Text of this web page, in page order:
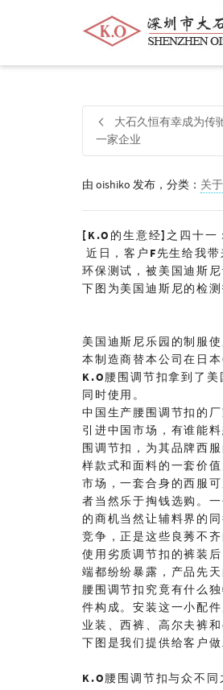
帮我查找新的衬
大石久恒有幸成为传
一家企业
由 oishiko 发布，分类： 关
[K.O 的生意经]之四十一
近日，客户 F先生给我
环保测试，被美国迪斯尼
下图为美国迪斯尼的检测
美国迪斯尼乐园的制服
本制造商替本公司在日本
K.O腰围调节扣拿到了
同时使用。
中国生产腰围调节扣的
引进中国市场，有谁能
围调节扣，为其品牌西
样款式和面料的一套价值
市场，一套合身的西服
者当然乐于掏钱选购。
的商机当然让辅料界的
竞争，正是这些良莠不
使用劣质调节扣的裤装
端都纷纷暴露，产品先
腰围调节扣究竟有什么
件构成。安装这一小配
业装、西裤、高尔夫裤和
下图是我们提供给客户
K.O腰围调节扣与众不